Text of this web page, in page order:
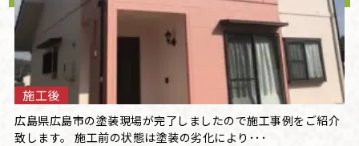
施工後
広島県広島市の塗装現場が完了しましたので施工事例をご紹介
致します。 施工前の状態は塗装の劣化により･･･